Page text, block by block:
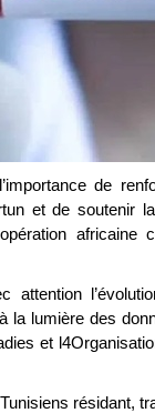
de
et de soutenir
africaine
attention
la lumière des
et
résidant,